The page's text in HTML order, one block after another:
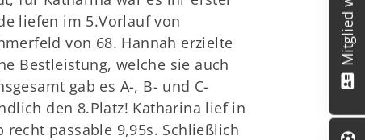
liefen im 5.Vorlauf von
von 68. Hannah erzielte
Bestleistung, welche sie auch
gab es A-, B- und C-
den 8.Platz! Katharina lief in
passable 9,95s. Schließlich